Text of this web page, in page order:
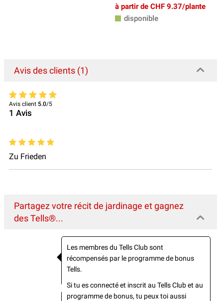
à partir de CHF 9.37/plante
disponible
Avis des clients (1)
Avis client 5.0/5
1 Avis
Zu Frieden
Partagez votre récit de jardinage et gagnez
des Tells®...
Les membres du Tells Club sont
récompensés par le programme de bonus
Tells.
Si tu es connecté et inscrit au Tells Club et au
programme de bonus, tu peux toi aussi